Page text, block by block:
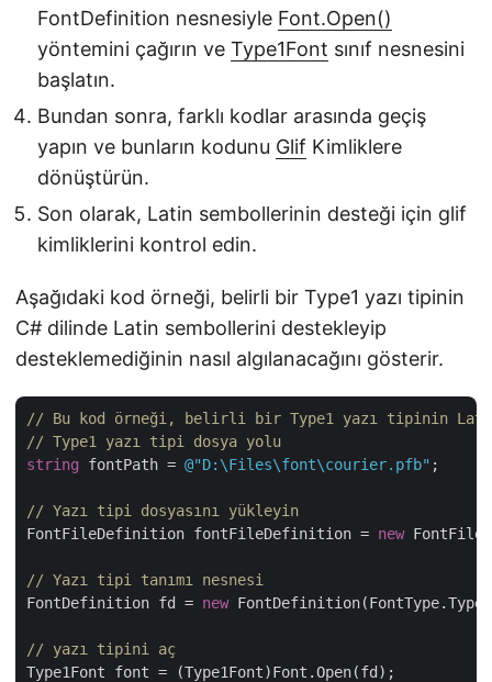
FontDefinition nesnesiyle Font.Open()
yöntemini çağırın ve Type1Font sınıf nesnesini
başlatın.
Bundan sonra, farklı kodlar arasında geçiş
yapın ve bunların kodunu Glif Kimliklere
dönüştürün.
Son olarak, Latin sembollerinin desteği için glif
kimliklerini kontrol edin.
Aşağıdaki kod örneği, belirli bir Type1 yazı tipinin
C# dilinde Latin sembollerini destekleyip
desteklemediğinin nasıl algılanacağını gösterir.
// Bu kod örneği, belirli bir Type1 yazı tipinin Latin
// Type1 yazı tipi dosya yolu
string fontPath = @"D:\Files\font\courier.pfb" ;
// Yazı tipi dosyasını yükleyin
FontFileDefinition fontFileDefinition = new
// Yazı tipi tanımı nesnesi
FontDefinition fd = new
// yazı tipini aç
Type1Font font = (Type1Font)Font.Open(fd);